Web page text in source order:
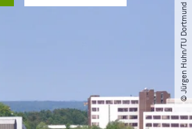
© Jürgen Huhn​/​TU Dortmund